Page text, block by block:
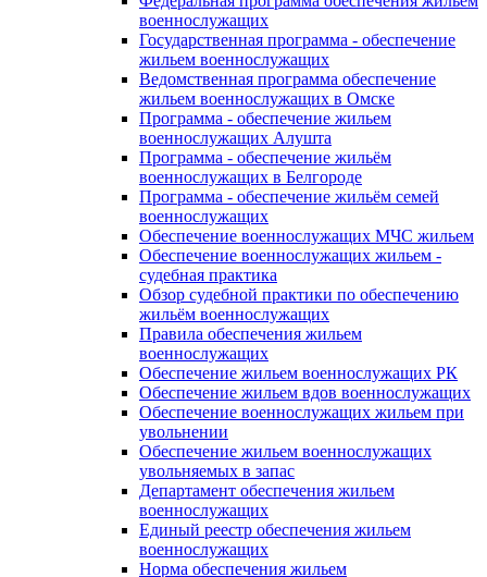
военнослужащих
Государственная программа - обеспечение
жильем военнослужащих
Ведомственная программа обеспечение
жильем военнослужащих в Омске
Программа - обеспечение жильем
военнослужащих Алушта
Программа - обеспечение жильём
военнослужащих в Белгороде
Программа - обеспечение жильём семей
военнослужащих
Обеспечение военнослужащих МЧС жильем
Обеспечение военнослужащих жильем -
судебная практика
Обзор судебной практики по обеспечению
жильём военнослужащих
Правила обеспечения жильем
военнослужащих
Обеспечение жильем военнослужащих РК
Обеспечение жильем вдов военнослужащих
Обеспечение военнослужащих жильем при
увольнении
Обеспечение жильем военнослужащих
увольняемых в запас
Департамент обеспечения жильем
военнослужащих
Единый реестр обеспечения жильем
военнослужащих
Норма обеспечения жильем